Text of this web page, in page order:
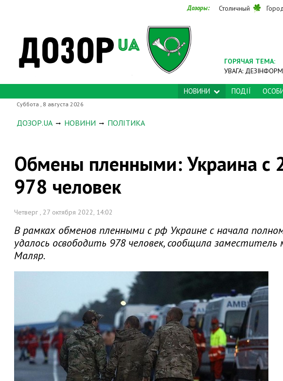
Дозоры: Столичный
ГОРЯЧАЯ ТЕМА:
УВАГА:
НОВИНИ ПОДІЇ
Суббота , 8 августа 2026
ДОЗОР.UA НОВИНИ ПОЛІТИКА
Обмены пленными: Украина с
978 человек
Четверг , 27 октября 2022, 14:02
В рамках обменов пленными с рф Украине с начала
удалось освободить 978 человек, сообщила
Маляр.